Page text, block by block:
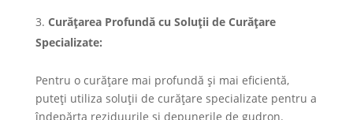
Curățarea Profundă cu Soluții de Curățare
Specializate:
Pentru o curățare mai profundă și mai eficientă,
puteți utiliza soluții de curățare specializate pentru a
îndepărta reziduurile și depunerile de gudron.